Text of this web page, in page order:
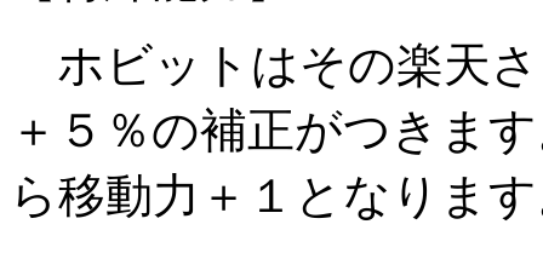
ホビットはその楽天
＋５％の補正がつきま
ら移動力＋１となりま